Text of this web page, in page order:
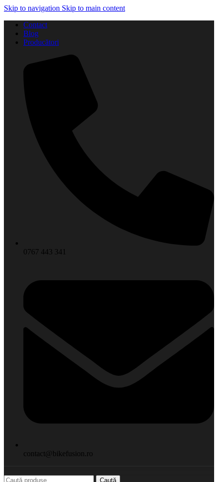
Skip to navigation Skip to main content
Contact
Blog
Producători
0767 443 341
contact@bikefusion.ro
Caută